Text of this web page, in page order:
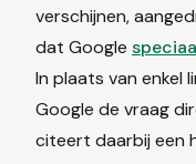
verschijnen,
dat Google
In plaats van enkel
Google de vraag
citeert daarbij een